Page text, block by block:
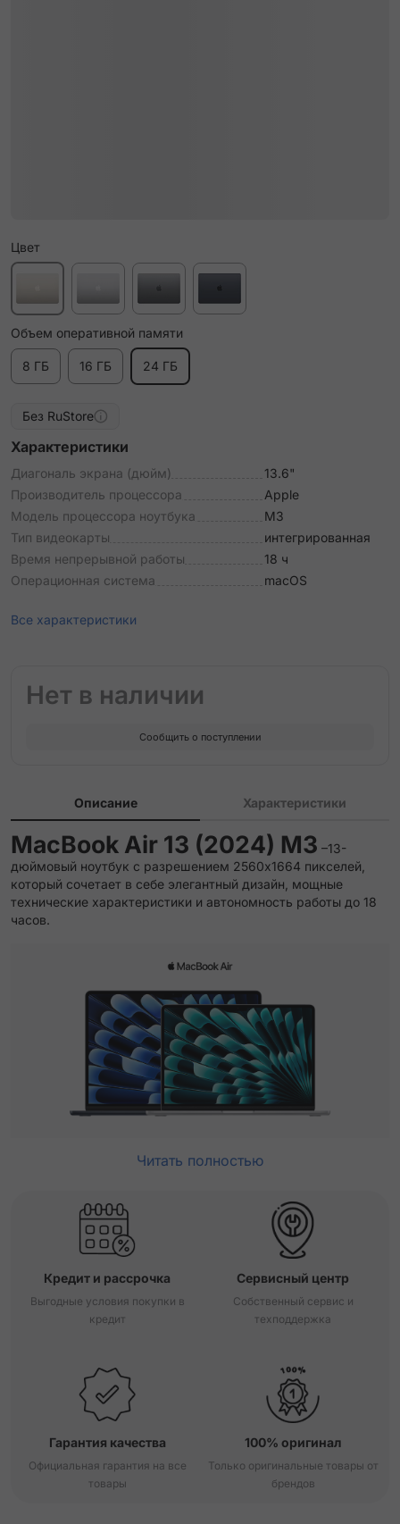
Цвет
Объем оперативной памяти
8 ГБ 16 ГБ 24 ГБ
Без RuStore
Характеристики
Диагональ экрана (дюйм)
13.6"
Производитель процессора
Apple
Модель процессора ноутбука
M3
Тип видеокарты
интегрированная
Время непрерывной работы
18 ч
Операционная система
macOS
Все характеристики
Нет в наличии
Сообщить о поступлении
Описание Характеристики
MacBook Air 13 (2024) M3 –13-
дюймовый ноутбук с разрешением 2560x1664 пикселей,
который сочетает в себе элегантный дизайн, мощные
технические характеристики и автономность работы до 18
часов.
Читать полностью
Кредит и рассрочка
Выгодные условия покупки в
кредит
Сервисный центр
Собственный сервис и
техподдержка
Гарантия качества
Официальная гарантия на все
товары
100% оригинал
Только оригинальные товары от
брендов